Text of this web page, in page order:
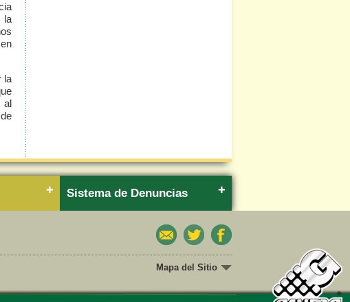
la
la
al
Sistema de Denuncias
Mapa del Sitio